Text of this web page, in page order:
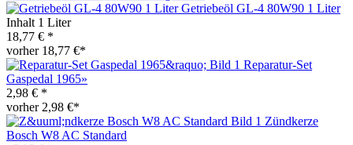
Getriebeöl GL-4 80W90 1 Liter
Inhalt 1 Liter
18,77 € *
vorher 18,77 €*
Reparatur-Set
Gaspedal 1965»
2,98 € *
vorher 2,98 €*
Zündkerze
Bosch W8 AC Standard